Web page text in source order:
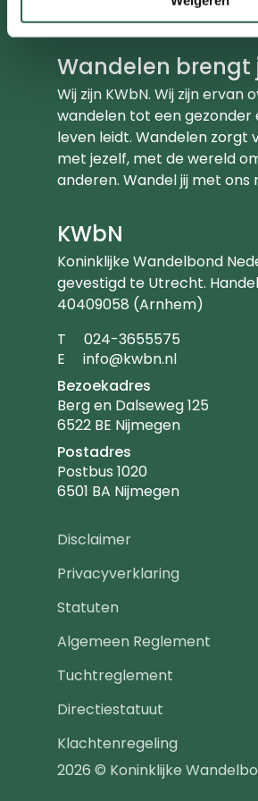
Wandelen brengt
Wij zijn KWbN. Wij zijn ervan
wandelen tot een gezonder
leven leidt. Wandelen zorgt
met jezelf, met de wereld
anderen. Wandel jij met ons
KWbN
Koninklijke Wandelbond
gevestigd te Utrecht.
40409058 (Arnhem)
T Telefoonnummer
024-3655575
E Emailadres
info@kwbn.nl
Bezoekadres
Berg en Dalseweg 125
6522 BE Nijmegen
Postadres
Postbus 1020
6501 BA Nijmegen
2026 © Koninklijke
Footer
navigatie
Disclaimer
Privacyverklaring
Statuten
Algemeen Reglement
Tuchtreglement
Directiestatuut
Klachtenregeling